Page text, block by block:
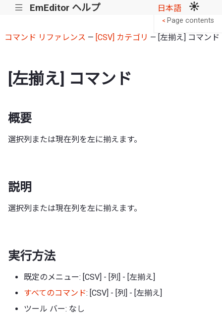
||| EmEditor ヘルプ 日本語
コマンド リファレンス — [CSV] カテゴリ — [左揃え] コマンド
[左揃え] コマンド
概要
選択列または現在列を左に揃えます。
説明
選択列または現在列を左に揃えます。
実行方法
既定のメニュー: [CSV] - [列] - [左揃え]
すべてのコマンド: [CSV] - [列] - [左揃え]
ツール バー: なし
< Page contents